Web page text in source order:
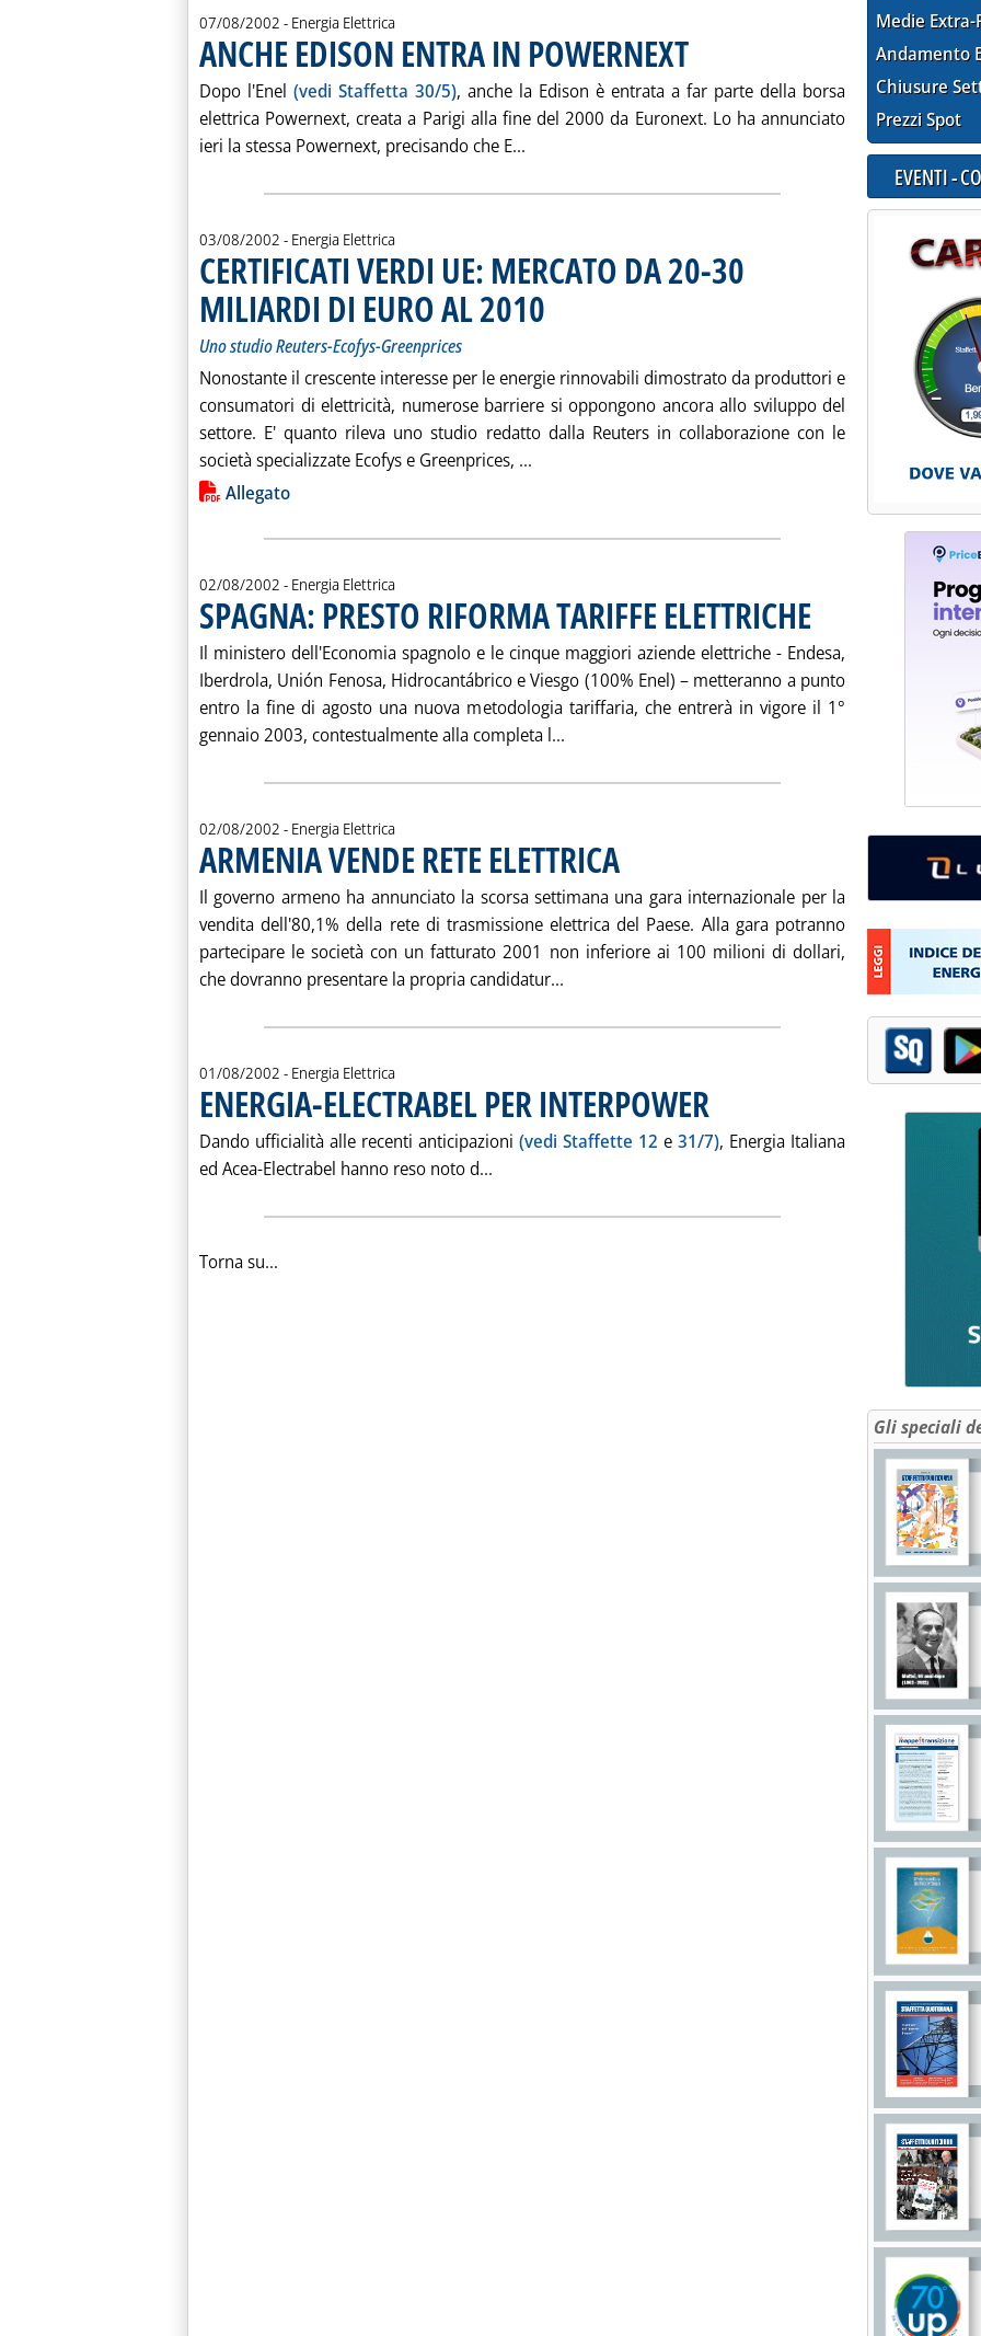
07/08/2002 - Energia Elettrica
ANCHE EDISON ENTRA IN POWERNEXT. Pubblicata mercoledì 07 agosto 2002 alle 15.10.
Dopo l'Enel (vedi Staffetta 30/5), anche la Edison è entrata a far parte della borsa
elettrica Powernext, creata a Parigi alla fine del 2000 da Euronext. Lo ha annunciato
ieri la stessa Powernext, precisando che E... Leggi tutta la notizia: 'ANCHE EDISON ENTRA IN
03/08/2002 - Energia Elettrica
CERTIFICATI VERDI UE: MERCATO DA 20-30
MILIARDI DI EURO AL 2010
Uno studio Reuters-Ecofys-Greenprices
Nonostante il crescente interesse per le energie rinnovabili dimostrato da produttori e
consumatori di elettricità, numerose barriere si oppongono ancora allo sviluppo del
settore. E' quanto rileva uno studio redatto dalla Reuters in collaborazione con le
società specializzate Ecofys e Greenprices, ...
Lista allegati PDF alla notizia
Allegato
02/08/2002 - Energia Elettrica
SPAGNA: PRESTO RIFORMA TARIFFE ELETTRICHE . Pubblicata venerdì 02 agosto
Il ministero dell'Economia spagnolo e le cinque maggiori aziende elettriche - Endesa,
Iberdrola, Unión Fenosa, Hidrocantábrico e Viesgo (100% Enel) – metteranno a punto
entro la fine di agosto una nuova metodologia tariffaria, che entrerà in vigore il 1°
gennaio 2003, contestualmente alla completa l... Leggi tutta la notizia: 'SPAGNA: PRESTO RIFORMA
02/08/2002 - Energia Elettrica
ARMENIA VENDE RETE ELETTRICA
Il governo armeno ha annunciato la scorsa settimana una gara internazionale per la
vendita dell'80,1% della rete di trasmissione elettrica del Paese. Alla gara potranno
partecipare le società con un fatturato 2001 non inferiore ai 100 milioni di dollari,
che dovranno presentare la propria candidatur... Leggi tutta la notizia: 'ARMENIA VENDE RETE
01/08/2002 - Energia Elettrica
ENERGIA-ELECTRABEL PER INTERPOWER
Dando ufficialità alle recenti anticipazioni (vedi Staffette 12 e 31/7), Energia Italiana
ed Acea-Electrabel hanno reso noto d...
Torna su...
Medie Extra-
Andamento
Chiusure
Prezzi Spot
EVENTI -
Gli speciali